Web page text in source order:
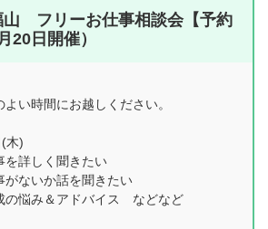
山 フリーお仕事相談会【予約
20日開催）
い時間にお越しください。
木)
詳しく聞きたい
ないか話を聞きたい
の悩み＆アドバイス などなど